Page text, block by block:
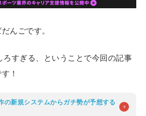
んごです。
ろすぎる、ということで今回の記事
！
の新規システムからガチ勢が予想する